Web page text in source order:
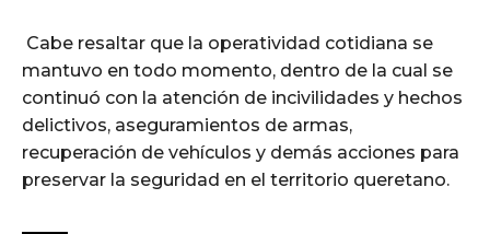
Cabe resaltar que la operatividad cotidiana se
mantuvo en todo momento, dentro de la cual se
continuó con la atención de incivilidades y hechos
delictivos, aseguramientos de armas,
recuperación de vehículos y demás acciones para
preservar la seguridad en el territorio queretano.